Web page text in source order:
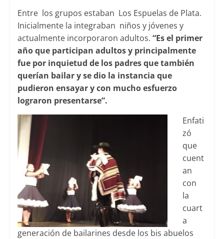
Entre los grupos estaban Los Espuelas de Plata.
Inicialmente la integraban niños y jóvenes y
actualmente incorporaron adultos. “Es el primer
año que participan adultos y principalmente
fue por inquietud de los padres que también
querían bailar y se dio la instancia que
pudieron ensayar y con mucho esfuerzo
lograron presentarse”.
Enfati
zó
que
cuent
an
con
la
cuart
a
generación de bailarines desde los bis abuelos